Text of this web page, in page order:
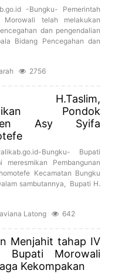
-Bungku- Pemerintah
Morowali telah melakukan
dan pengendalian
Bidang Pencegahan dan
2756
H.Taslim,
Pondok
Asy Syifa
Bungku- Bupati
Pembangunan
Kecamatan Bungku
sambutannya, Bupati H.
Latong 642
Menjahit tahap IV
Bupati Morowali
Kekompakan